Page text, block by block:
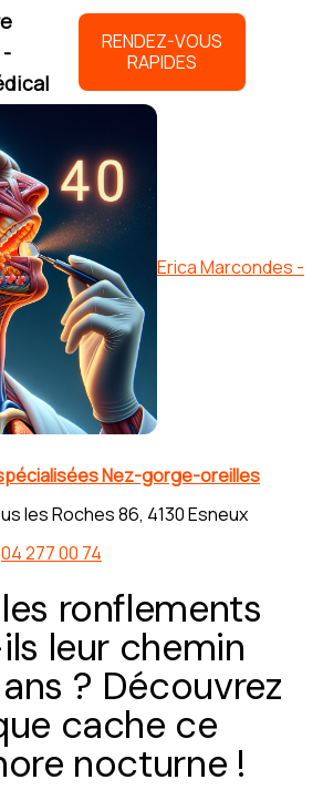
RENDEZ-VOUS
RAPIDES
Erica Marcondes -
Nez-gorge-oreilles
les Roches 86, 4130 Esneux
04 277 00 74
ronflements
leur chemin
? Découvrez
cache ce
nocturne !